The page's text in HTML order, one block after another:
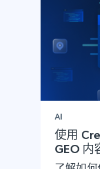
AI
使用
GEO 内